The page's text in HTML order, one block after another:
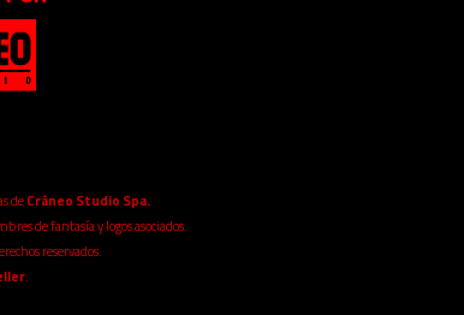
deCráneo Studio Spa.
de fantasía y logos asociados.
reservados.
.